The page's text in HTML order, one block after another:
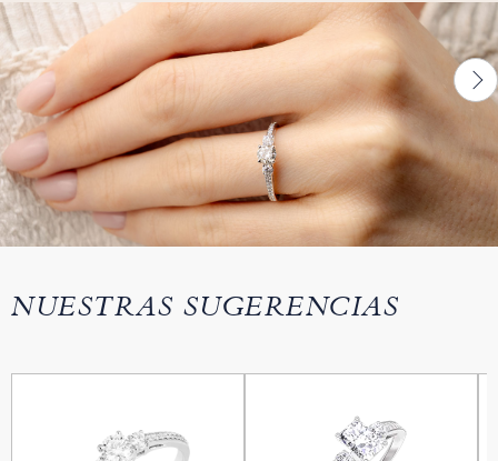
NUESTRAS SUGERENCIAS